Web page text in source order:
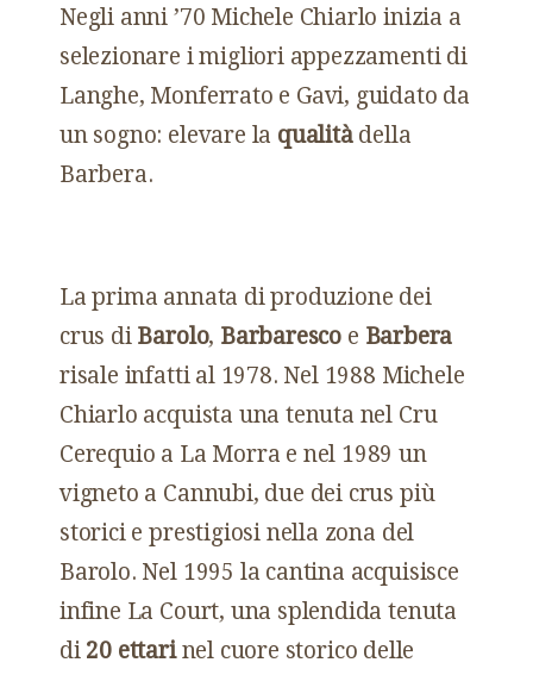
Negli anni ’70 Michele Chiarlo inizia a
selezionare i migliori appezzamenti di
Langhe, Monferrato e Gavi, guidato da
un sogno: elevare la qualitàdella
Barbera.
La prima annata di produzione dei
crus di Barolo, Barbaresco e Barbera
risale infatti al 1978. Nel 1988 Michele
Chiarlo acquista una tenuta nel Cru
Cerequio a La Morra e nel 1989 un
vigneto a Cannubi, due dei crus più
storici e prestigiosi nella zona del
Barolo. Nel 1995 la cantina acquisisce
infine La Court, una splendida tenuta
di 20 ettarinel cuore storico delle